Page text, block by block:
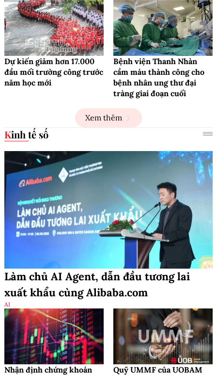
Dự kiến giảm hơn 17.000
đầu mối trường công trước
năm học mới
Bệnh viện Thanh Nhàn
cầm máu thành công cho
bệnh nhân ung thư đại
tràng giai đoạn cuối
Xem thêm
Kinh tế số
Làm chủ AI Agent, dẫn đầu tương lai
xuất khẩu cùng Alibaba.com
AI
Nhận định chứng khoán Quỹ UMMF của UOBAM